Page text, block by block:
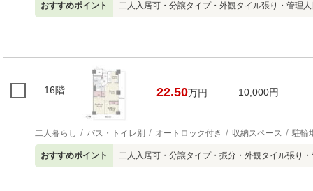
おすすめポイント 二人入居可・分譲タイプ・外観タイル張り・管理
16階 22.50万円 10,000円
二人暮らし バス・トイレ別 オートロック付き 収納スペース 駐輪
おすすめポイント 二人入居可・分譲タイプ・振分・外観タイル張り